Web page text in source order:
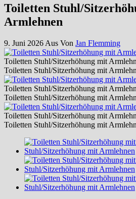
Toiletten Stuhl/
Armlehnen
9. Juni 2026 Aus Von Jan Flemming
Toiletten Stuhl/Sitzerhöhung mit
Toiletten Stuhl/Sitzerhöhung mit
Toiletten Stuhl/Sitzerhöhung mit
Toiletten Stuhl/Sitzerhöhung mit
Toiletten Stuhl/Sitzerhöhung mit
Toiletten Stuhl/Sitzerhöhung mit